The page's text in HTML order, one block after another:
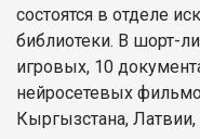
состоятся в отделе
библиотеки. В шорт-
игровых, 10
нейросетевых
Кыргызстана,